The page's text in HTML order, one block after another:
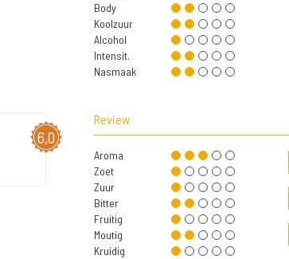
Body
Koolzuur
Alcohol
Intensit.
Nasmaak
6,0
Review
Aroma
Zoet
Zuur
Bitter
Fruitig
Moutig
Kruidig